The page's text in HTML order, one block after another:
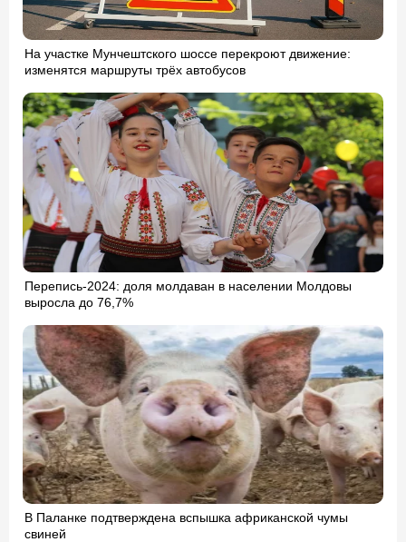
На участке Мунчештского шоссе перекроют движение:
изменятся маршруты трёх автобусов
Перепись-2024: доля молдаван в населении Молдовы
выросла до 76,7%
В Паланке подтверждена вспышка африканской чумы
свиней